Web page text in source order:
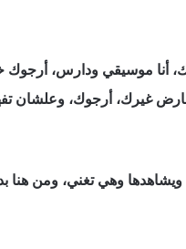
أنا موسيقي ودارس،
غيرك، أرجوك، وعلشان
وهي تغني، ومن هنا بدأ